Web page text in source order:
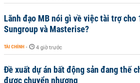
Lãnh đạo MB nói gì về việc tài trợ cho
Sungroup và Masterise?
TÀI CHÍNH - 4 giờ trước
Đề xuất dự án bất động sản đang thế
được chuyển nhượng